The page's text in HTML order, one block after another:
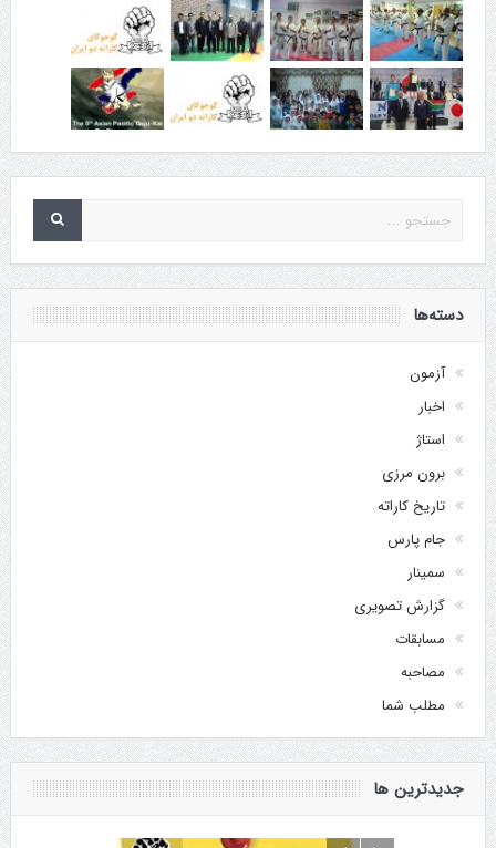
دسته‌ها
آزمون
اخبار
استاژ
برون مرزی
تاریخ کاراته
جام پارس
سمینار
گزارش تصویری
مسابقات
مصاحبه
مطلب شما
جدیدترین ها